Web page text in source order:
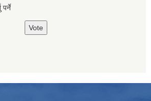
पर्ने